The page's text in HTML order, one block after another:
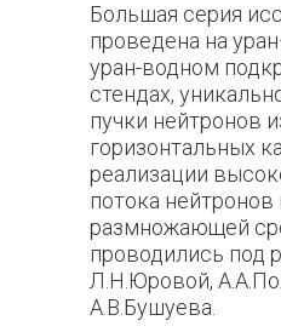
Большая серия
проведена на
уран-водном
стендах,
пучки нейтронов
горизонтальных
реализации
потока
размножающей
проводились под
Л.Н.Юровой,
А.В.Бушуева.